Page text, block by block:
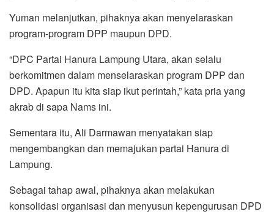
Yuman melanjutkan, pihaknya akan menyelaraskan
program-program DPP maupun DPD.
“DPC Partai Hanura Lampung Utara, akan selalu
berkomitmen dalam menselaraskan program DPP dan
DPD. Apapun itu kita siap ikut perintah,” kata pria yang
akrab di sapa Nams ini.
Sementara itu, Ali Darmawan menyatakan siap
mengembangkan dan memajukan partai Hanura di
Lampung.
Sebagai tahap awal, pihaknya akan melakukan
konsolidasi organisasi dan menyusun kepengurusan DPD